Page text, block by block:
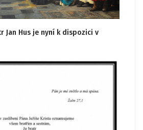
Jan Hus je nyní k dispozici v